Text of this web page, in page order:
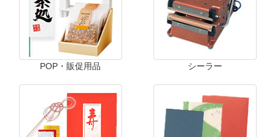
POP・販促用品 シーラー